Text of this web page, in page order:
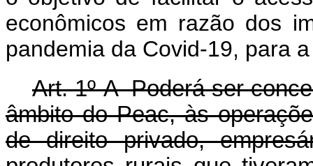
econômicos em razão dos
pandemia da Covid-19, para
Art. 1º-A Poderá ser
âmbito do Peac, às
de direito privado,